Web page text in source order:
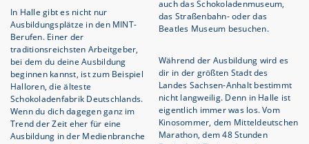
In Halle gibt es nicht nur
Ausbildungsplätze in den MINT-
Berufen. Einer der
traditionsreichsten Arbeitgeber,
bei dem du deine Ausbildung
beginnen kannst, ist zum Beispiel
Halloren, die älteste
Schokoladenfabrik Deutschlands.
Wenn du dich dagegen ganz im
Trend der Zeit eher für eine
Ausbildung in der Medienbranche
auch das Schokoladenmuseum,
das Straßenbahn- oder das
Beatles Museum besuchen.
Während der Ausbildung wird es
dir in der größten Stadt des
Landes Sachsen-Anhalt bestimmt
nicht langweilig. Denn in Halle ist
eigentlich immer was los. Vom
Kinosommer, dem Mitteldeutschen
Marathon, dem 48 Stunden